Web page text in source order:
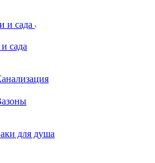
и сада
сада
для душа